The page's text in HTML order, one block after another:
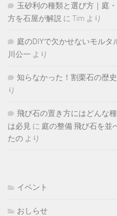
玉砂利の種類と選び方｜庭
方を石屋が解説 に Tim より
庭のDIYで欠かせないモルタ
川公一 より
知らなかった！割栗石の歴
り
飛び石の置き方にはどんな
は必見 に 庭の整備 飛び石を並
たの より
イベント
おしらせ